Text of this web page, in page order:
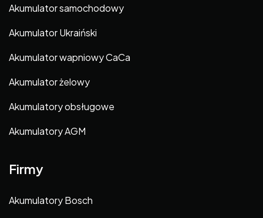
Akumulator samochodowy
Akumulator Ukraiński
Akumulator wapniowy CaCa
Akumulator żelowy
Akumulatory obsługowe
Akumulatory AGM
Firmy
Akumulatory Bosch